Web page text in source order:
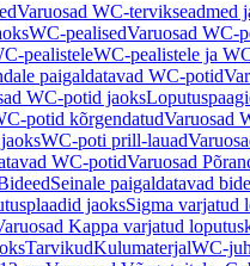
Varuosad WC-tervikseadmed
WC-pealisedVaruosad WC-
pealisteleWC-pealistele ja
paigaldatavad WC-potid
WC-potid jaoks
potid kõrgendatudVaruosad
WC-poti prill-lauad
WC-potidVaruosad
Seinale paigaldatavad
jaoksSigma varjatud
Kappa varjatud
TarvikudKulumaterjalWC-